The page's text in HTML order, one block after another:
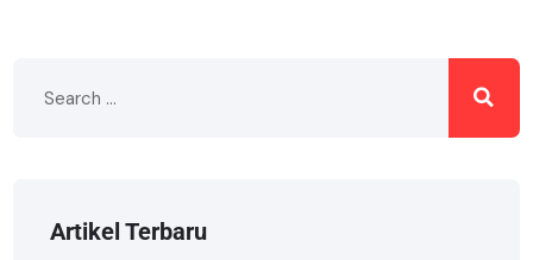
Artikel Terbaru